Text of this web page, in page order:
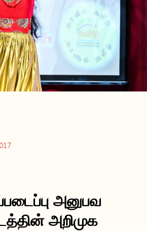
அனுபவ
அறிமுக